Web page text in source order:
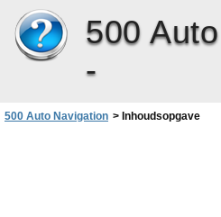
500
-
500 Auto Navigation > Inhoudsopgave